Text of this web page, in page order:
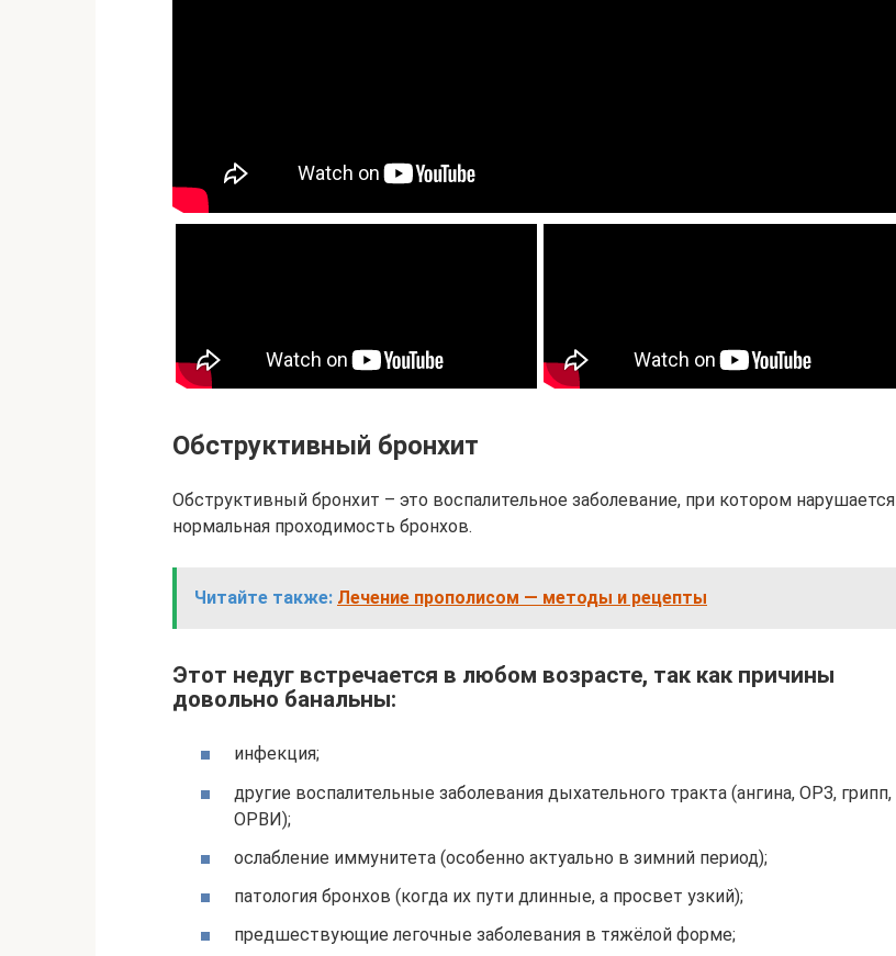
Обструктивный бронхит
Обструктивный бронхит – это воспалительное заболевание, при котором нарушается
нормальная проходимость бронхов.
Читайте также: Лечение прополисом — методы и рецепты
Этот недуг встречается в любом возрасте, так как причины
довольно банальны:
инфекция;
другие воспалительные заболевания дыхательного тракта (ангина, ОРЗ, грипп,
ОРВИ);
ослабление иммунитета (особенно актуально в зимний период);
патология бронхов (когда их пути длинные, а просвет узкий);
предшествующие легочные заболевания в тяжёлой форме;